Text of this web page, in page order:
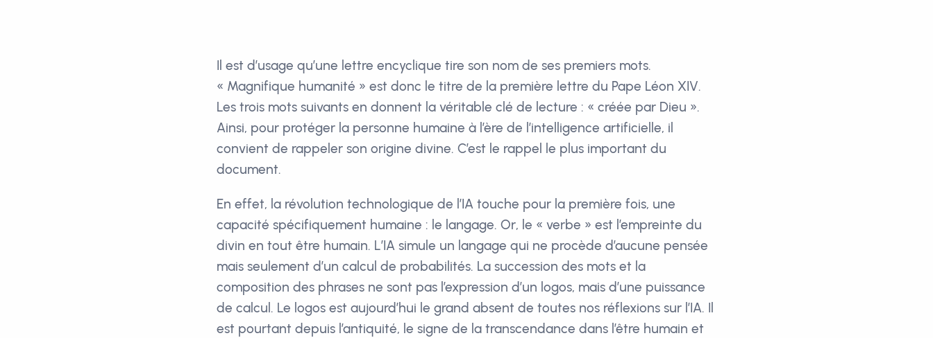
Il est d’usage qu’une lettre encyclique tire son nom de ses premiers mots.
« Magnifique humanité » est donc le titre de la première lettre du Pape Léon XIV.
Les trois mots suivants en donnent la véritable clé de lecture : « créée par Dieu ».
Ainsi, pour protéger la personne humaine à l’ère de l’intelligence artificielle, il
convient de rappeler son origine divine. C’est le rappel le plus important du
document.
En effet, la révolution technologique de l’IA touche pour la première fois, une
capacité spécifiquement humaine : le langage. Or, le « verbe » est l’empreinte du
divin en tout être humain. L’IA simule un langage qui ne procède d’aucune pensée
mais seulement d’un calcul de probabilités. La succession des mots et la
composition des phrases ne sont pas l’expression d’un logos, mais d’une puissance
de calcul. Le logos est aujourd’hui le grand absent de toutes nos réflexions sur l’IA. Il
est pourtant depuis l’antiquité, le signe de la transcendance dans l’être humain et